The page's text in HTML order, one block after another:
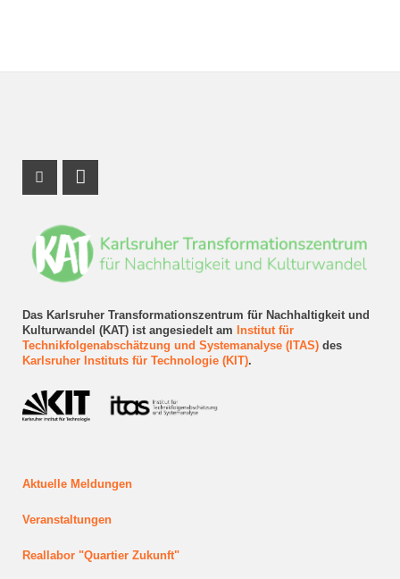
Das Karlsruher Transformationszentrum für Nachhaltigkeit und
Kulturwandel (KAT) ist angesiedelt am
Institut für
Technikfolgenabschätzung und Systemanalyse (ITAS)des
Karlsruher Instituts für Technologie (KIT).
Aktuelle Meldungen
Veranstaltungen
Reallabor "Quartier Zukunft"
Instagram Profil
LinkedIn Profil